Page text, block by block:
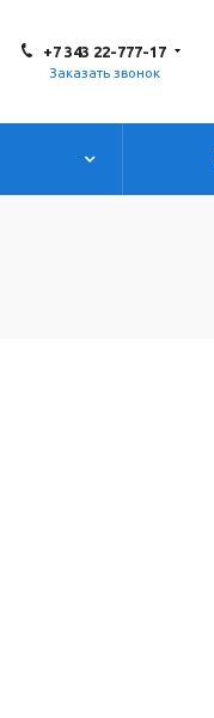
+7 343 22-777-17
Заказать звонок